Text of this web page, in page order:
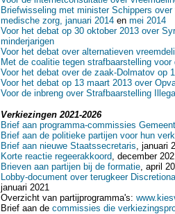
Briefwisseling met minister Schippers
medische zorg, januari 2014 en mei 2014
Voor het debat op 30 oktober 2013 over
minderjarigen
Voor het debat over alternatieven
Met de coalitie tegen strafbaarstelling
Voor het debat over de zaak-Dolmatov op
Voor het debat op 13 maart 2013 over
Voor de inbreng over Strafbaarstelling
Verkiezingen 2021-2026
Brief aan programma-commissies
Brief aan de politieke partijen voor hun
Brief aan nieuwe Staatssecretaris, januari
Korte reactie regeerakkoord, december
Brieven aan partijen bij de formatie, april
Lobby-document over terugkeer
januari 2021
Overzicht van partijprogramma's:
Brief aan de commissies die